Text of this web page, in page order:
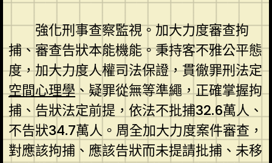
強化刑事查察監視。加大力度審查拘
捕、審查告狀本能機能。秉持客不雅公平態
度，加大力度人權司法保證，貫徹罪刑法定
空間心理學、疑罪從無等準繩，正確掌握拘
捕、告狀法定前提，依法不批捕32.6萬人、
不告狀34.7萬人。周全加大力度案件審查，
對應該拘捕、應該告狀而未提請批捕、未移